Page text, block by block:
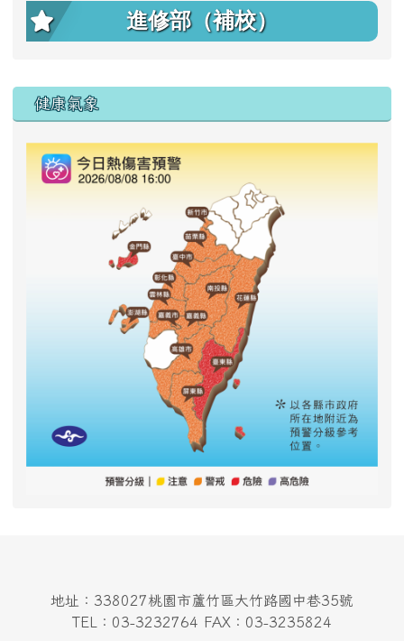
進修部（補校）
右邊區域內容
健康氣象
地址：338027桃園市蘆竹區大竹路國中巷35號
TEL：03-3232764 FAX：03-3235824